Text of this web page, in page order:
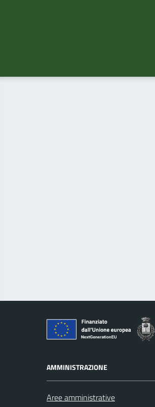
AMMINISTRAZIONE
Aree amministrative